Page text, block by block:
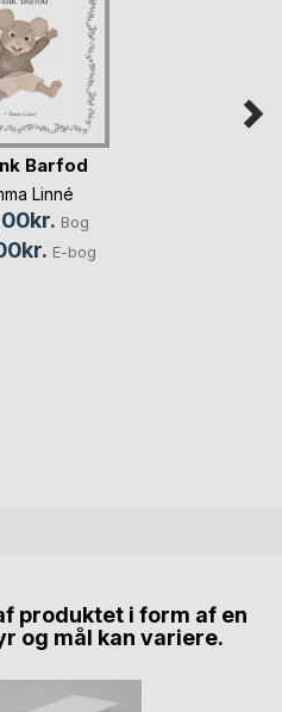
Barfod
Linné
Bog
E-bog
produktet i form af en
og mål kan variere.